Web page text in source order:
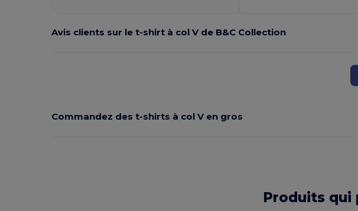
Avis clients sur le t‑shirt à col V de B&C Collection
Commandez des t‑shirts à col V en gros
Produits qui